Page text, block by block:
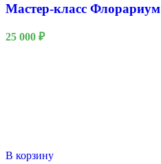
Мастер-класс Флорариум
25 000 ₽
В корзину